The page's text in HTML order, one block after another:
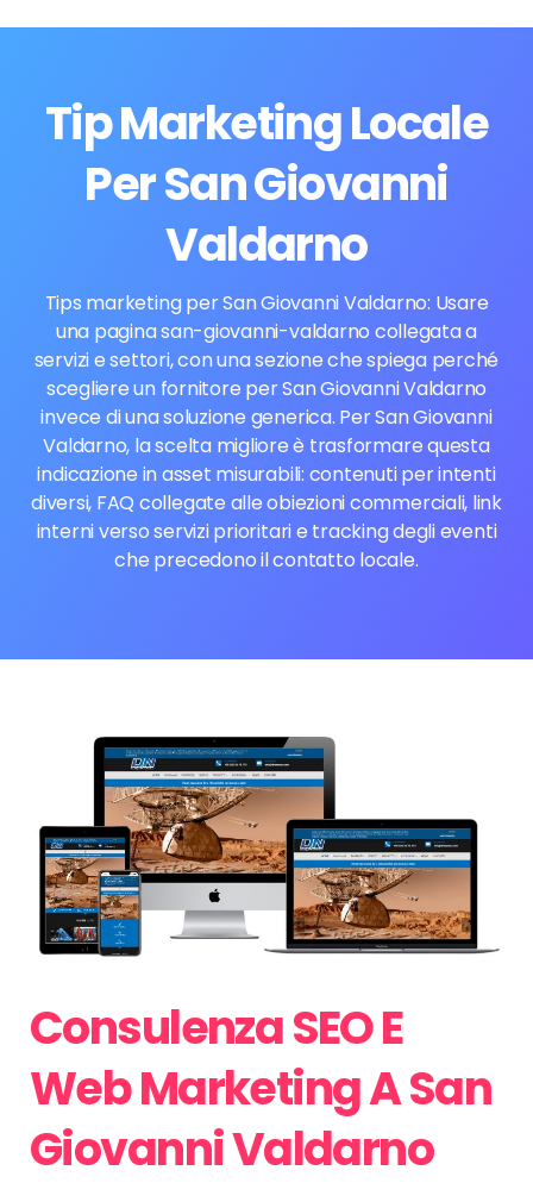
Tip Marketing Locale
Per San Giovanni
Valdarno
Tips marketing per San Giovanni Valdarno: Usare
una pagina san-giovanni-valdarno collegata a
servizi e settori, con una sezione che spiega perché
scegliere un fornitore per San Giovanni Valdarno
invece di una soluzione generica. Per San Giovanni
Valdarno, la scelta migliore è trasformare questa
indicazione in asset misurabili: contenuti per intenti
diversi, FAQ collegate alle obiezioni commerciali, link
interni verso servizi prioritari e tracking degli eventi
che precedono il contatto locale.
Consulenza SEO E
Web Marketing A San
Giovanni Valdarno